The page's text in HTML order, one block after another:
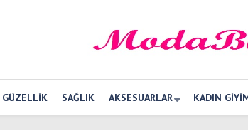
GÜZELLIK SAĞLIK AKSESUARLAR KADIN